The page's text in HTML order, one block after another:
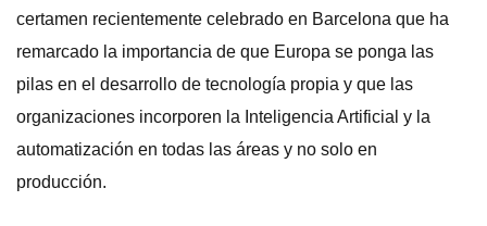
certamen recientemente celebrado en Barcelona que ha
remarcado la importancia de que Europa se ponga las
pilas en el desarrollo de tecnología propia y que las
organizaciones incorporen la Inteligencia Artificial y la
automatización en todas las áreas y no solo en
producción.